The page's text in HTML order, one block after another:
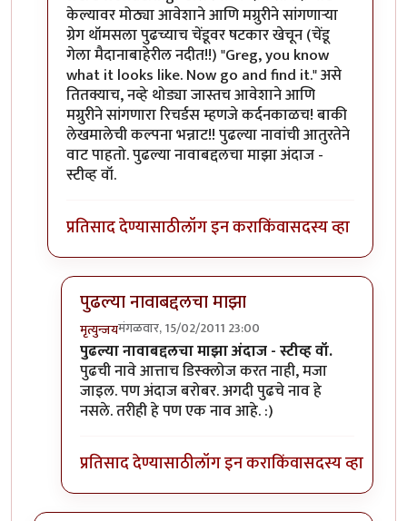
केल्यावर मोठ्या आवेशाने आणि मग्रुरीने सांगणार्‍या
ग्रेग थॉमसला पुढच्याच चेंडूवर षटकार खेचून (चेंडू
गेला मैदानाबाहेरील नदीत!!) "Greg, you know
what it looks like. Now go and find it." असे
तितक्याच, नव्हे थोड्या जास्तच आवेशाने आणि
मग्रुरीने सांगणारा रिचर्डस म्हणजे कर्दनकाळच! बाकी
लेखमालेची कल्पना भन्नाट!! पुढल्या नावांची आतुरतेने
वाट पाहतो. पुढल्या नावाबद्दलचा माझा अंदाज -
स्टीव्ह वॉ.
प्रतिसाद देण्यासाठीलॉग इन कराकिंवासदस्य व्हा
पुढल्या नावाबद्दलचा माझा
मृत्युन्जयमंगळवार, 15/02/2011 23:00
In reply toअंगी कर्तृत्व असेल तरbyमेघवेडा
पुढल्या नावाबद्दलचा माझा अंदाज - स्टीव्ह वॉ.
पुढची नावे आत्ताच डिस्क्लोज करत नाही, मजा
जाइल. पण अंदाज बरोबर. अगदी पुढचे नाव हे
नसले. तरीही हे पण एक नाव आहे. :)
प्रतिसाद देण्यासाठीलॉग इन कराकिंवासदस्य व्हा